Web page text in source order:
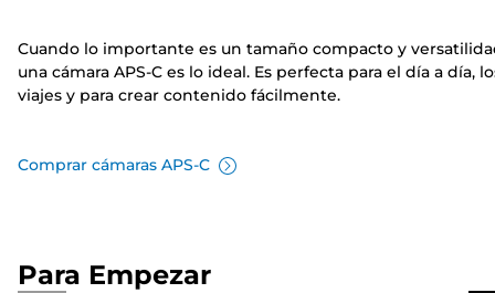
Cuando lo importante es un tamaño compacto y
una cámara APS-C es lo ideal. Es perfecta para el día a día,
viajes y para crear contenido fácilmente.
Comprar cámaras APS-C
Para Empezar